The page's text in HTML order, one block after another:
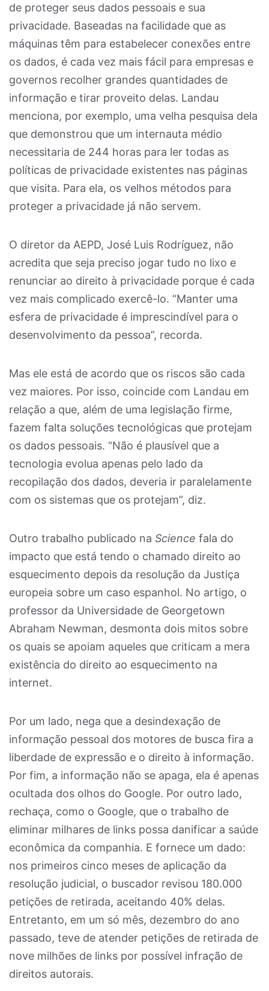
de proteger seus dados pessoais e sua
privacidade. Baseadas na facilidade que as
máquinas têm para estabelecer conexões entre
os dados, é cada vez mais fácil para empresas e
governos recolher grandes quantidades de
informação e tirar proveito delas. Landau
menciona, por exemplo, uma velha pesquisa dela
que demonstrou que um internauta médio
necessitaria de 244 horas para ler todas as
políticas de privacidade existentes nas páginas
que visita. Para ela, os velhos métodos para
proteger a privacidade já não servem.
O diretor da AEPD, José Luis Rodríguez, não
acredita que seja preciso jogar tudo no lixo e
renunciar ao direito à privacidade porque é cada
vez mais complicado exercê-lo. “Manter uma
esfera de privacidade é imprescindível para o
desenvolvimento da pessoa”, recorda.
Mas ele está de acordo que os riscos são cada
vez maiores. Por isso, coincide com Landau em
relação a que, além de uma legislação firme,
fazem falta soluções tecnológicas que protejam
os dados pessoais. “Não é plausível que a
tecnologia evolua apenas pelo lado da
recopilação dos dados, deveria ir paralelamente
com os sistemas que os protejam”, diz.
Outro trabalho publicado na Science fala do
impacto que está tendo o chamado direito ao
esquecimento depois da resolução da Justiça
europeia sobre um caso espanhol. No artigo, o
professor da Universidade de Georgetown
Abraham Newman, desmonta dois mitos sobre
os quais se apoiam aqueles que criticam a mera
existência do direito ao esquecimento na
internet.
Por um lado, nega que a desindexação de
informação pessoal dos motores de busca fira a
liberdade de expressão e o direito à informação.
Por fim, a informação não se apaga, ela é apenas
ocultada dos olhos do Google. Por outro lado,
rechaça, como o Google, que o trabalho de
eliminar milhares de links possa danificar a saúde
econômica da companhia. E fornece um dado:
nos primeiros cinco meses de aplicação da
resolução judicial, o buscador revisou 180.000
petições de retirada, aceitando 40% delas.
Entretanto, em um só mês, dezembro do ano
passado, teve de atender petições de retirada de
nove milhões de links por possível infração de
direitos autorais.